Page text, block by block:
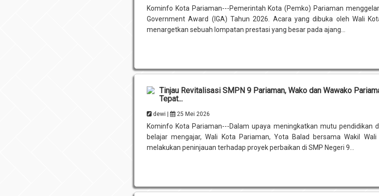
Kominfo Kota Pariaman---Pemerintah Kota (Pemko) Pariaman
Government Award (IGA) Tahun 2026. Acara yang dibuka oleh Wali
menargetkan sebuah lompatan prestasi yang besar pada ajang...
Tinjau Revitalisasi SMPN 9 Pariaman, Wako dan Wawako
Tepat...
dewi | 25 Mei 2026
Kominfo Kota Pariaman---Dalam upaya meningkatkan mutu pendidikan
belajar mengajar, Wali Kota Pariaman, Yota Balad bersama Wakil
melakukan peninjauan terhadap proyek perbaikan di SMP Negeri 9...